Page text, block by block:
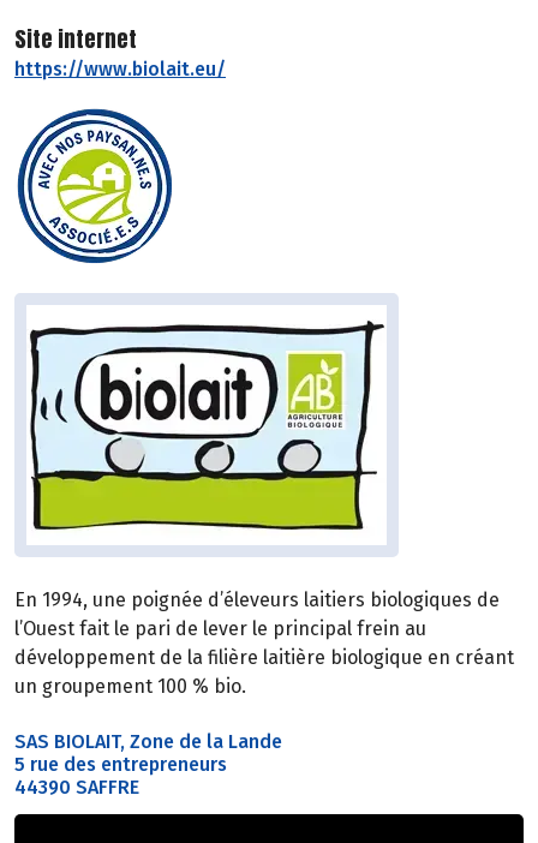
Site internet
https://www.biolait.eu/
En 1994, une poignée d’éleveurs laitiers biologiques de
l’Ouest fait le pari de lever le principal frein au
développement de la filière laitière biologique en créant
un groupement 100 % bio.
SAS BIOLAIT, Zone de la Lande
5 rue des entrepreneurs
44390 SAFFRE